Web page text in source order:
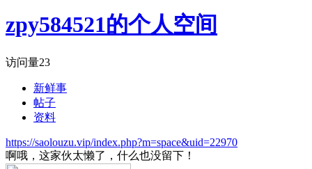
zpy584521的个人空间
访问量23
新鲜事
帖子
资料
https://saolouzu.vip/index.php?m=space&uid=22970
啊哦，这家伙太懒了，什么也没留下！